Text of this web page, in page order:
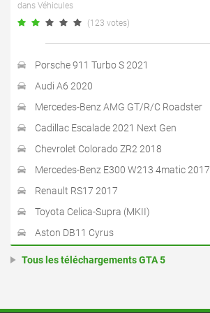
dans Véhicules
(123 votes)
Porsche 911 Turbo S 2021
Audi A6 2020
Mercedes-Benz AMG GT/R/C Roadster
Cadillac Escalade 2021 Next Gen
Chevrolet Colorado ZR2 2018
Mercedes-Benz E300 W213 4matic 2017
Renault RS17 2017
Toyota Celica-Supra (MKII)
Aston DB11 Cyrus
Tous les téléchargements GTA 5